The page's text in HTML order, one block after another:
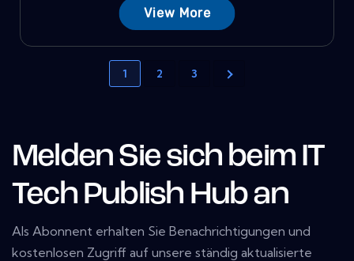
View More
1 2 3
Melden Sie sich beim IT
Tech Publish Hub an
Als Abonnent erhalten Sie Benachrichtigungen und
kostenlosen Zugriff auf unsere ständig aktualisierte